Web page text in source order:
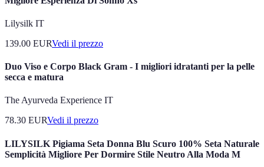
Lilysilk IT
139.00 EURVedi il prezzo
Duo Viso e Corpo Black Gram - I migliori idratanti per la pelle
secca e matura
The Ayurveda Experience IT
78.30 EURVedi il prezzo
LILYSILK Pigiama Seta Donna Blu Scuro 100% Seta Naturale
Semplicità Migliore Per Dormire Stile Neutro Alla Moda M